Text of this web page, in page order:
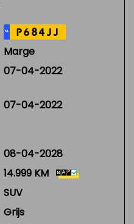
NL P684JJ
Marge
07-04-2022
07-04-2022
08-04-2028
14.999 KM
SUV
Grijs